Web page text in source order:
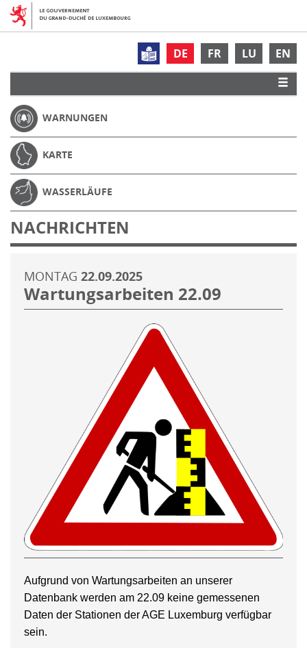
DE FR LU EN
WARNUNGEN
KARTE
WASSERLÄUFE
NACHRICHTEN
MONTAG 22.09.2025
Wartungsarbeiten 22.09
Aufgrund von Wartungsarbeiten an unserer
Datenbank werden am 22.09 keine gemessenen
Daten der Stationen der AGE Luxemburg verfügbar
sein.